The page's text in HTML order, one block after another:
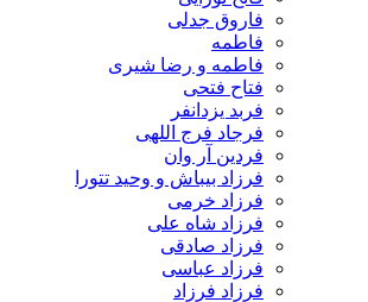
فاروق جدلی
فاطمه
فاطمه و رضا شیری
فتاح فتحی
فربد یزدانفر
فرجاد فرج اللهی
فردین آر وان
فرزاد بیباش و وحید تتورا
فرزاد خرمی
فرزاد شاه علی
فرزاد صادقی
فرزاد عباسی
فرزاد فرزاد